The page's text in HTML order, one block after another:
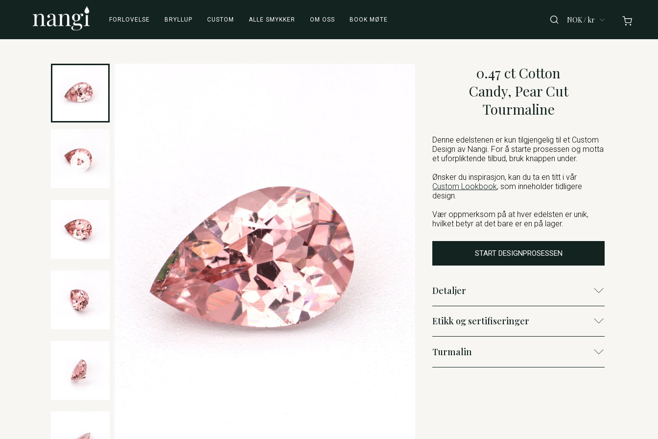
FORLOVELSE BRYLLUP CUSTOM ALLE SMYKKER OM OSS BOOK MØTE NOK / kr
0.47 ct Cotton
Candy, Pear Cut
Tourmaline
Denne edelstenen er kun tilgjengelig til et Custom
Design av Nangi. For å starte prosessen og motta
et uforpliktende tilbud, bruk knappen under.
Ønsker du inspirasjon, kan du ta en titt i vår
Custom Lookbook, som inneholder tidligere
design.
Vær oppmerksom på at hver edelsten er unik,
hvilket betyr at det bare er en på lager.
START DESIGNPROSESSEN
Detaljer
Etikk og sertifiseringer
Turmalin